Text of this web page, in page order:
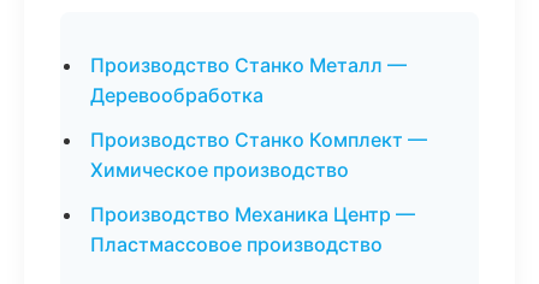
Производство Станко Металл —
Деревообработка
Производство Станко Комплект —
Химическое производство
Производство Механика Центр —
Пластмассовое производство